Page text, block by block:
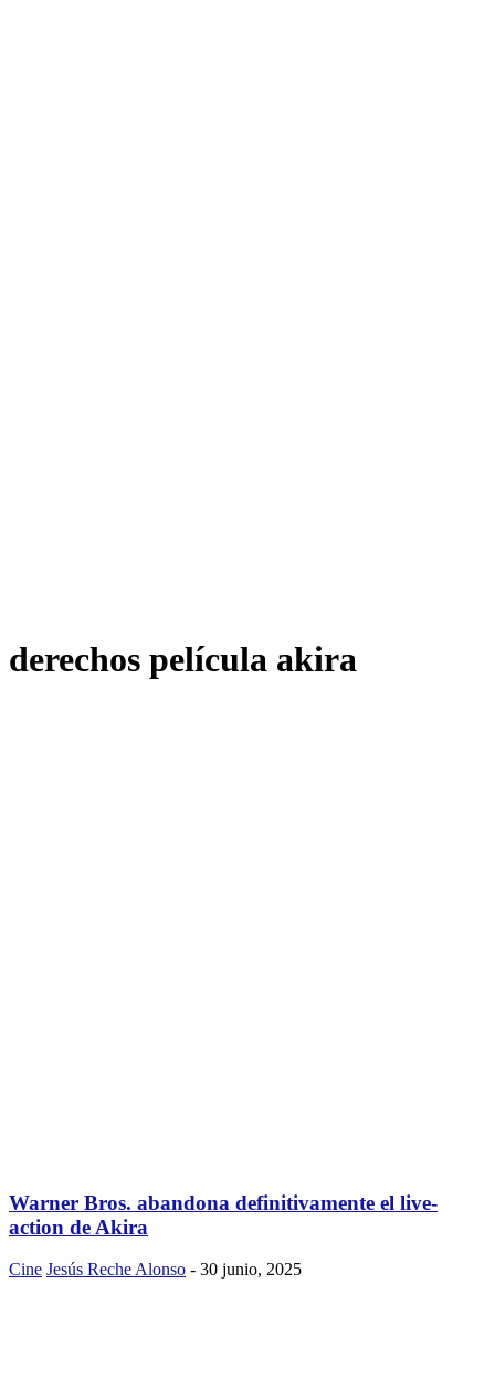
derechos película akira
Warner Bros. abandona definitivamente el live-
action de Akira
Cine Jesús Reche Alonso - 30 junio, 2025